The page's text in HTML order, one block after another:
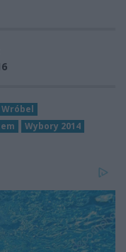
Wybory 2014